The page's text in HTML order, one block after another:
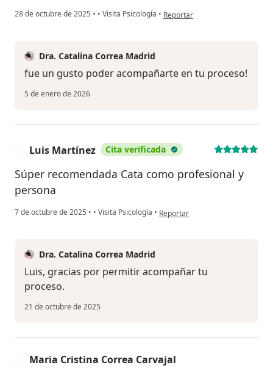
28 de octubre de 2025 • • Visita Psicología • en opinión del usuario Nelly A
Reportar
Dra. Catalina Correa Madrid
fue un gusto poder acompañarte en tu proceso!
5 de enero de 2026
Luis Martínez Cita verificada
Súper recomendada Cata como profesional y
persona
7 de octubre de 2025 • • Visita Psicología • en opinión del usuario Luis
Reportar
Dra. Catalina Correa Madrid
Luis, gracias por permitir acompañar tu
proceso.
21 de octubre de 2025
Maria Cristina Correa Carvajal